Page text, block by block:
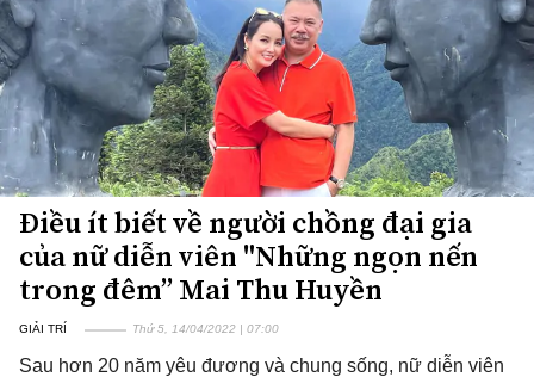
Điều ít biết về người chồng đại gia
của nữ diễn viên "Những ngọn nến
trong đêm” Mai Thu Huyền
GIẢI TRÍ Thứ 5, 14/04/2022 | 07:00
Sau hơn 20 năm yêu đương và chung sống, nữ diễn viên